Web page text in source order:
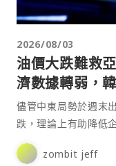
2026/08/03
油價大跌難救
濟數據轉弱，
儘管中東局勢於週末
跌，理論上有助降低
要股市週一（3日）
遇⋯ zombit jeff